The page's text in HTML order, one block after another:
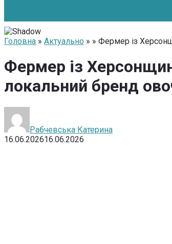
Головна » Актуально » » Фермер із
Фермер із
локальний бренд
Рабчевська Катерина
16.06.202616.06.2026